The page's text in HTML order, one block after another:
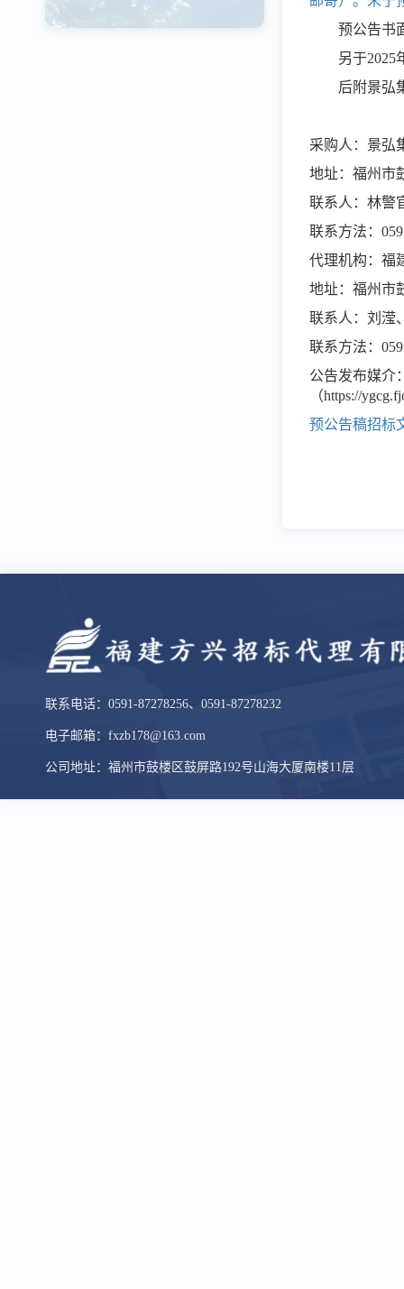
预公告书
另于2025
后附景弘
采购人：景弘
地址：福州市
联系人：林警
联系方法：
代理机构：福
地址：福州市
联系人：刘滢
联系方法：
公告发布媒介
（https://
预公告稿招标
联系电话：0591-87278256、0591-87278232
电子邮箱：fxzb178@163.com
公司地址：福州市鼓楼区鼓屏路192号山海大厦南楼11层